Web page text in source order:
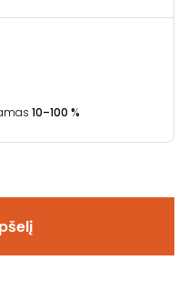
10–100 %